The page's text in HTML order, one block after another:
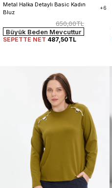
Metal Halka Detaylı Basic Kadın
Bluz
+6
650,00TL
Büyük Beden Mevcuttur
SEPETTE NET 487,50TL